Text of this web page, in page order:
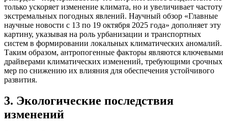
только ускоряет изменение климата, но и увеличивает частоту
экстремальных погодных явлений. Научный обзор «Главные
научные новости с 13 по 19 октября 2025 года» дополняет эту
картину, указывая на роль урбанизации и транспортных
систем в формировании локальных климатических аномалий.
Таким образом, антропогенные факторы являются ключевыми
драйверами климатических изменений, требующими срочных
мер по снижению их влияния для обеспечения устойчивого
развития.
3. Экологические последствия
изменений